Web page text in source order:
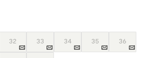
32 33 34 35 36